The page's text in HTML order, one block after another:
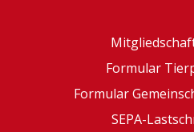
Formular
Formular
SEPA-